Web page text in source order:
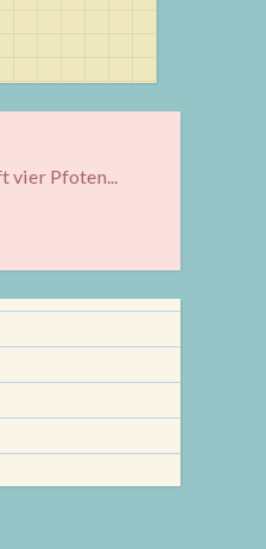
vier Pfoten...